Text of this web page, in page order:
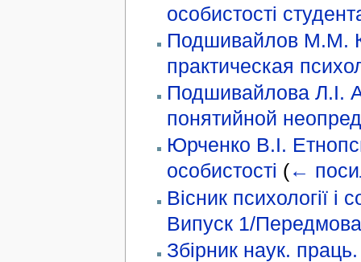
особистості
Подшивайлов М.М.
практическая
Подшивайлова Л.І.
понятийной
Юрченко В.І.
особистості (←
Вісник психології і
Випуск 1/Передмова
Збірник наук.